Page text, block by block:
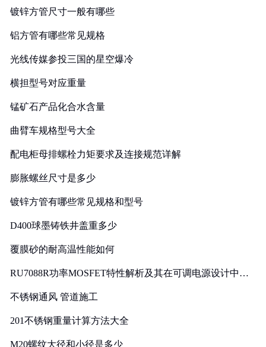
镀锌方管尺寸一般有哪些
铝方管有哪些常见规格
光线传媒参投三国的星空爆冷
横担型号对应重量
锰矿石产品化合水含量
曲臂车规格型号大全
配电柜母排螺栓力矩要求及连接规范详解
膨胀螺丝尺寸是多少
镀锌方管有哪些常见规格和型号
D400球墨铸铁井盖重多少
覆膜砂的耐高温性能如何
RU7088R功率MOSFET特性解析及其在可调电源设计中的
不锈钢通风 管道施工
201不锈钢重量计算方法大全
M20螺纹大径和小径是多少